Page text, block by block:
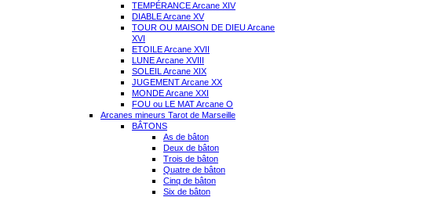
TEMPÉRANCE Arcane XIV
DIABLE Arcane XV
TOUR OU MAISON DE DIEU Arcane
XVI
ETOILE Arcane XVII
LUNE Arcane XVIII
SOLEIL Arcane XIX
JUGEMENT Arcane XX
MONDE Arcane XXI
FOU ou LE MAT Arcane O
Arcanes mineurs Tarot de Marseille
BÂTONS
As de bâton
Deux de bâton
Trois de bâton
Quatre de bâton
Cinq de bâton
Six de bâton